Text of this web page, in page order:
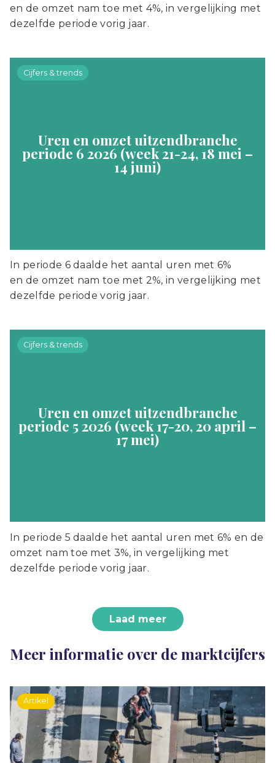
en de omzet nam toe met 4%, in vergelijking met
dezelfde periode vorig jaar.
Cijfers & trends
Uren en omzet uitzendbranche
periode 6 2026 (week 21-24, 18 mei –
14 juni)
In periode 6 daalde het aantal uren met 6%
en de omzet nam toe met 2%, in vergelijking met
dezelfde periode vorig jaar.
Cijfers & trends
Uren en omzet uitzendbranche
periode 5 2026 (week 17-20, 20 april –
17 mei)
In periode 5 daalde het aantal uren met 6% en de
omzet nam toe met 3%, in vergelijking met
dezelfde periode vorig jaar.
Laad meer
Meer informatie over de marktcijfers
Artikel